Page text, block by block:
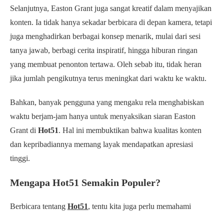
Selanjutnya, Easton Grant juga sangat kreatif dalam menyajikan
konten. Ia tidak hanya sekadar berbicara di depan kamera, tetapi
juga menghadirkan berbagai konsep menarik, mulai dari sesi
tanya jawab, berbagi cerita inspiratif, hingga hiburan ringan
yang membuat penonton tertawa. Oleh sebab itu, tidak heran
jika jumlah pengikutnya terus meningkat dari waktu ke waktu.
Bahkan, banyak pengguna yang mengaku rela menghabiskan
waktu berjam-jam hanya untuk menyaksikan siaran Easton
Grant di Hot51. Hal ini membuktikan bahwa kualitas konten
dan kepribadiannya memang layak mendapatkan apresiasi
tinggi.
Mengapa Hot51 Semakin Populer?
Berbicara tentang Hot51, tentu kita juga perlu memahami